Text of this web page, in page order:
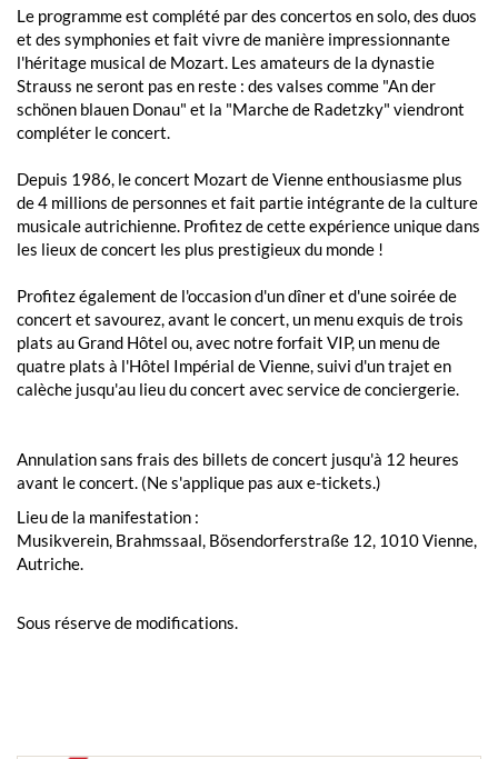
Le programme est complété par des concertos en solo, des duos
et des symphonies et fait vivre de manière impressionnante
l'héritage musical de Mozart. Les amateurs de la dynastie
Strauss ne seront pas en reste : des valses comme "An der
schönen blauen Donau" et la "Marche de Radetzky" viendront
compléter le concert.
Depuis 1986, le concert Mozart de Vienne enthousiasme plus
de 4 millions de personnes et fait partie intégrante de la culture
musicale autrichienne. Profitez de cette expérience unique dans
les lieux de concert les plus prestigieux du monde !
Profitez également de l'occasion d'un dîner et d'une soirée de
concert et savourez, avant le concert, un menu exquis de trois
plats au Grand Hôtel ou, avec notre forfait VIP, un menu de
quatre plats à l'Hôtel Impérial de Vienne, suivi d'un trajet en
calèche jusqu'au lieu du concert avec service de conciergerie.
Annulation sans frais des billets de concert jusqu'à 12 heures
avant le concert. (Ne s'applique pas aux e-tickets.)
Lieu de la manifestation :
Musikverein, Brahmssaal, Bösendorferstraße 12, 1010 Vienne,
Autriche.
Sous réserve de modifications.